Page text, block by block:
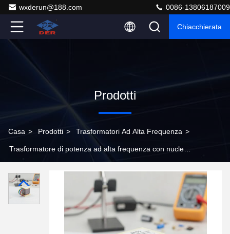
wxderun@188.com 0086-13806187009
Chiacchierata
Prodotti
Casa > Prodotti > Trasformatori Ad Alta Frequenza >
Trasformatore di potenza ad alta frequenza con nucleo
inverter